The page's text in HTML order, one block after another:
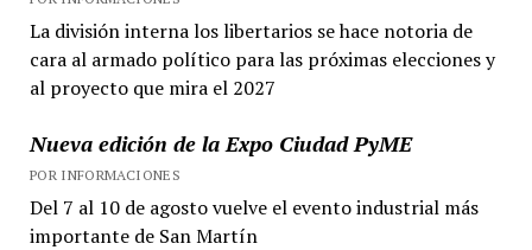
La división interna los libertarios se hace notoria de
cara al armado político para las próximas elecciones y
al proyecto que mira el 2027
Nueva edición de la Expo Ciudad PyME
POR INFORMACIONES
Del 7 al 10 de agosto vuelve el evento industrial más
importante de San Martín